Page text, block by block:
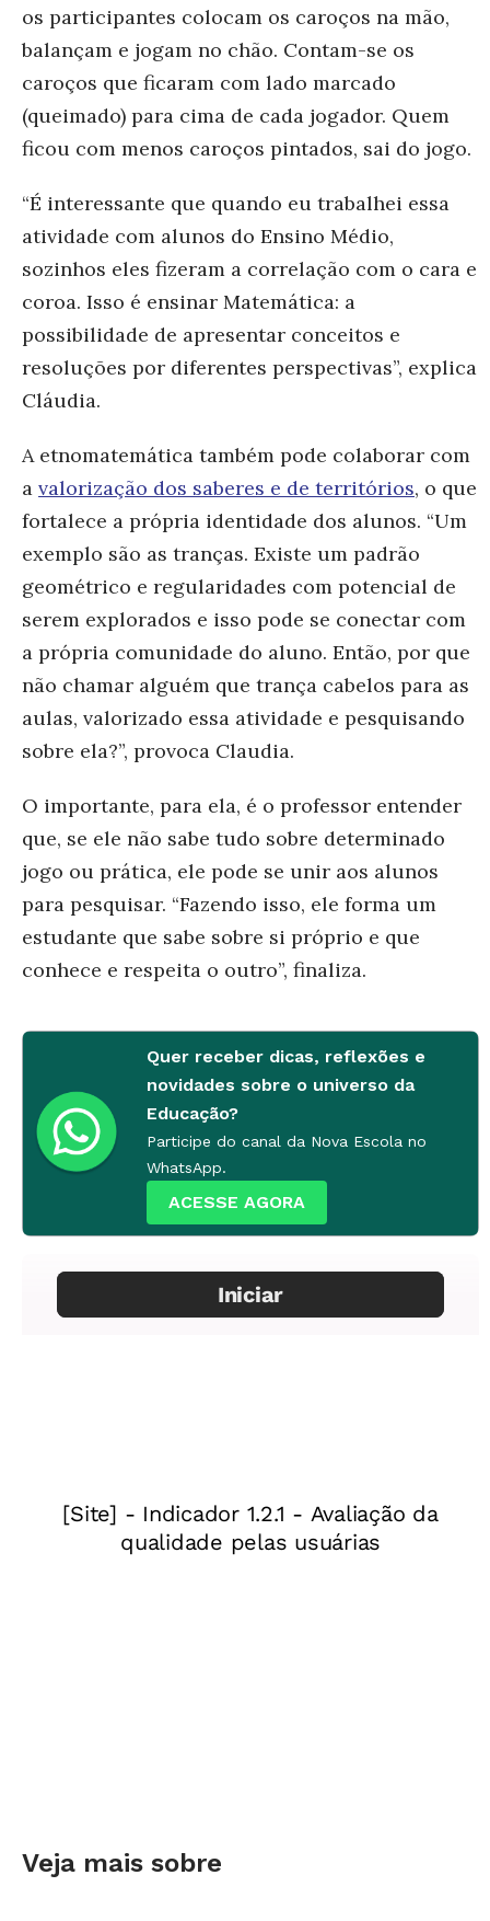
os participantes colocam os caroços na mão,
balançam e jogam no chão. Contam-se os
caroços que ficaram com lado marcado
(queimado) para cima de cada jogador. Quem
ficou com menos caroços pintados, sai do jogo.
“É interessante que quando eu trabalhei essa
atividade com alunos do Ensino Médio,
sozinhos eles fizeram a correlação com o cara e
coroa. Isso é ensinar Matemática: a
possibilidade de apresentar conceitos e
resoluções por diferentes perspectivas”, explica
Cláudia.
A etnomatemática também pode colaborar com
a valorização dos saberes e de territórios, o que
fortalece a própria identidade dos alunos. “Um
exemplo são as tranças. Existe um padrão
geométrico e regularidades com potencial de
serem explorados e isso pode se conectar com
a própria comunidade do aluno. Então, por que
não chamar alguém que trança cabelos para as
aulas, valorizado essa atividade e pesquisando
sobre ela?”, provoca Claudia.
O importante, para ela, é o professor entender
que, se ele não sabe tudo sobre determinado
jogo ou prática, ele pode se unir aos alunos
para pesquisar. “Fazendo isso, ele forma um
estudante que sabe sobre si próprio e que
conhece e respeita o outro”, finaliza.
Quer receber dicas, reflexões e
novidades sobre o universo da
Educação?
Participe do canal da Nova Escola no
WhatsApp.
ACESSE AGORA
Veja mais sobre